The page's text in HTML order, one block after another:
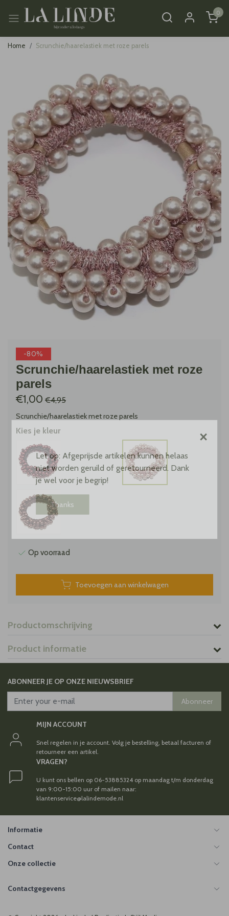
0
Home Scrunchie/haarelastiek met roze parels
-80%
Scrunchie/haarelastiek met roze
parels
€1,00 €4,95
Scrunchie/haarelastiek met roze parels
Kies je kleur
Op voorraad
Toevoegen aan winkelwagen
Productomschrijving
Product informatie
ABONNEER JE OP ONZE NIEUWSBRIEF
Abonneer
MIJN ACCOUNT
Snel regelen in je account. Volg je bestelling, betaal facturen of
retourneer een artikel.
VRAGEN?
U kunt ons bellen op 06-53885324 op maandag t/m donderdag
van 9:00-15:00 uur of mailen naar:
klantenservice@lalindemode.nl
Informatie
Contact
Onze collectie
Contactgegevens
×
Let op: Afgeprijsde artikelen kunnen helaas
niet worden geruild of geretourneerd. Dank
je wel voor je begrip!
Thanks